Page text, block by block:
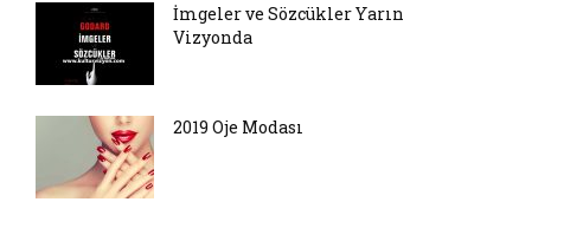
İmgeler ve Sözcükler Yarın
Vizyonda
2019 Oje Modası